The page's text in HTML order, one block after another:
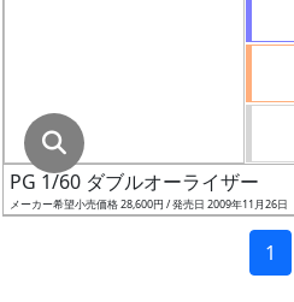
成
形
色
PG 1/60 ダブルオーライザー
メーカー希望小売価格 28,600円 / 発売日 2009年11月26日
1